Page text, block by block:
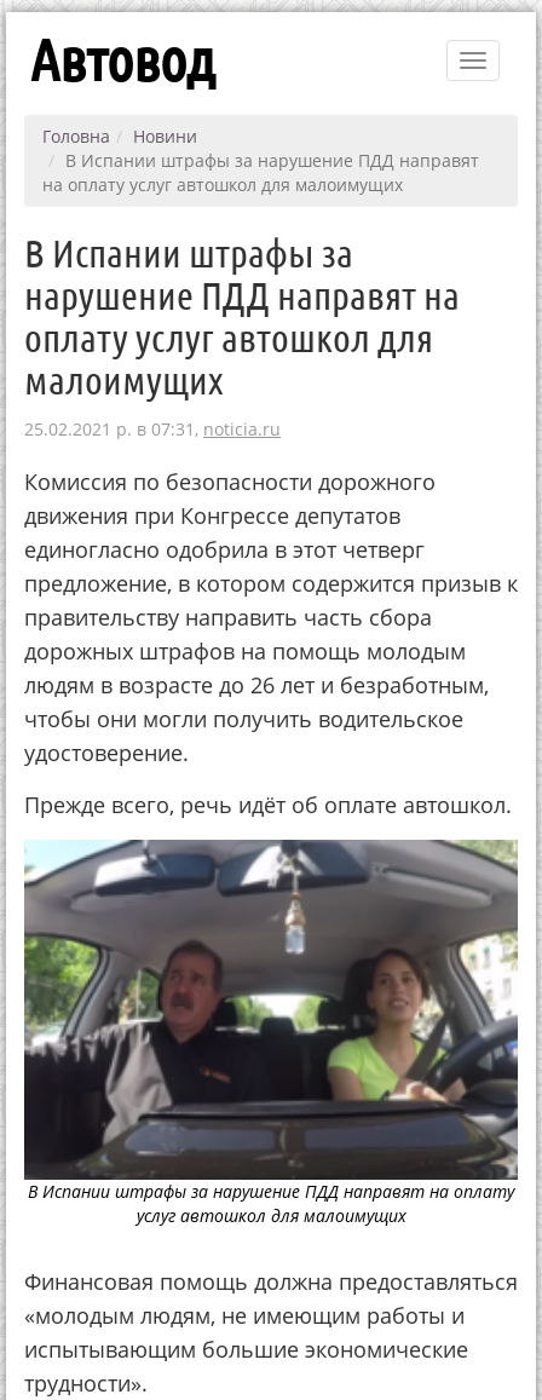
Toggle
Автовод
Головна
Новини
В Испании штрафы за нарушение ПДД направят
на оплату услуг автошкол для малоимущих
В Испании штрафы за
нарушение ПДД направят на
оплату услуг автошкол для
малоимущих
25.02.2021 р. в 07:31, noticia.ru
Комиссия по безопасности дорожного
движения при Конгрессе депутатов
единогласно одобрила в этот четверг
предложение, в котором содержится призыв к
правительству направить часть сбора
дорожных штрафов на помощь молодым
людям в возрасте до 26 лет и безработным,
чтобы они могли получить водительское
удостоверение.
Прежде всего, речь идёт об оплате автошкол.
В Испании штрафы за нарушение ПДД направят на оплату
услуг автошкол для малоимущих
Финансовая помощь должна предоставляться
«молодым людям, не имеющим работы и
испытывающим большие экономические
трудности».